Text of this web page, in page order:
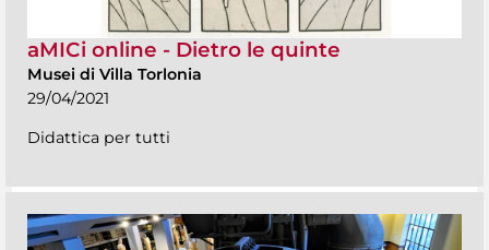
aMICi online - Dietro le quinte
Musei di Villa Torlonia
29/04/2021
Didattica per tutti